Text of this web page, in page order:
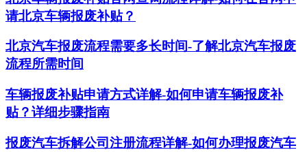
请北京车辆报废补贴？
北京汽车报废流程需要多长时间-了解北京汽车报废
流程所需时间
车辆报废补贴申请方式详解-如何申请车辆报废补
贴？详细步骤指南
报废汽车拆解公司注册流程详解-如何办理报废汽车